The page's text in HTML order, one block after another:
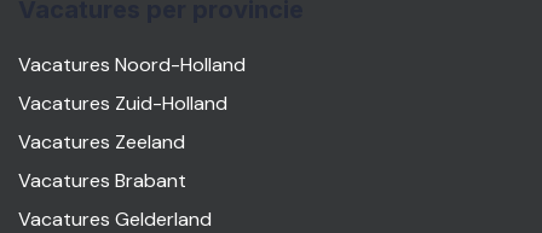
Vacatures Noord-Holland
Vacatures Zuid-Holland
Vacatures Zeeland
Vacatures Brabant
Vacatures Gelderland